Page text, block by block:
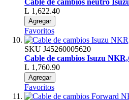
L 1,622.40
Agregar
Favoritos
SKU J45260005620
Cable de cambios Isuzu
L 1,760.90
Agregar
Favoritos